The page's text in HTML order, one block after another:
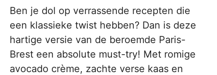
Ben je dol op verrassende recepten die
een klassieke twist hebben? Dan is deze
hartige versie van de beroemde Paris-
Brest een absolute must-try! Met romige
avocado crème, zachte verse kaas en